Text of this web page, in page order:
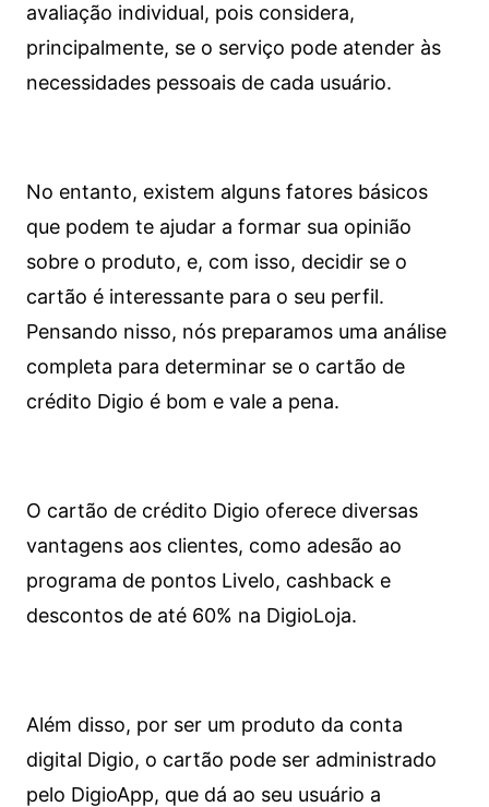
avaliação individual, pois considera,
principalmente, se o serviço pode atender às
necessidades pessoais de cada usuário.
No entanto, existem alguns fatores básicos
que podem te ajudar a formar sua opinião
sobre o produto, e, com isso, decidir se o
cartão é interessante para o seu perfil.
Pensando nisso, nós preparamos uma análise
completa para determinar se o cartão de
crédito Digio é bom e vale a pena.
O cartão de crédito Digio oferece diversas
vantagens aos clientes, como adesão ao
programa de pontos Livelo, cashback e
descontos de até 60% na DigioLoja.
Além disso, por ser um produto da conta
digital Digio, o cartão pode ser administrado
pelo DigioApp, que dá ao seu usuário a